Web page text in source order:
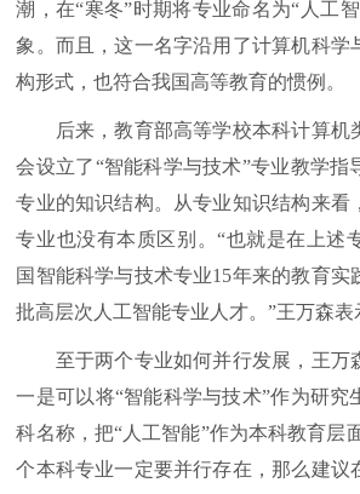
潮，在“寒冬”时期将专业命名为“人工
象。而且，这一名字沿用了计算机科学
构形式，也符合我国高等教育的惯例。
后来，教育部高等学校本科计算机
会设立了“智能科学与技术”专业教学指
专业的知识结构。从专业知识结构来看
专业也没有本质区别。“也就是在上述
国智能科学与技术专业15年来的教育实
批高层次人工智能专业人才。”王万森表
至于两个专业如何并行发展，王万
一是可以将“智能科学与技术”作为研究
科名称，把“人工智能”作为本科教育层
个本科专业一定要并行存在，那么建议